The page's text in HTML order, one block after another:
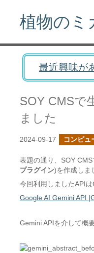
植物のミ
最近興味が
SOY CMSで
ました
2024-09-17 コンピュ
表題の通り、SOY
プラグイン)を作成しま
今回利用しましたAPI
Google AI Gemini API
Gemini APIを介して概